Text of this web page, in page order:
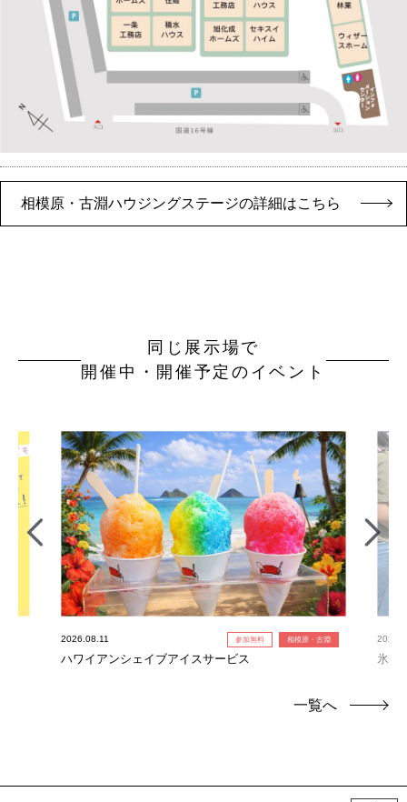
相模原・古淵ハウジングステージの詳細はこちら
同じ展示場で
開催中・開催予定のイベント
2026.08.11 参加無料 相模原・古淵
ハワイアンシェイブアイスサービス 氷の
一覧へ